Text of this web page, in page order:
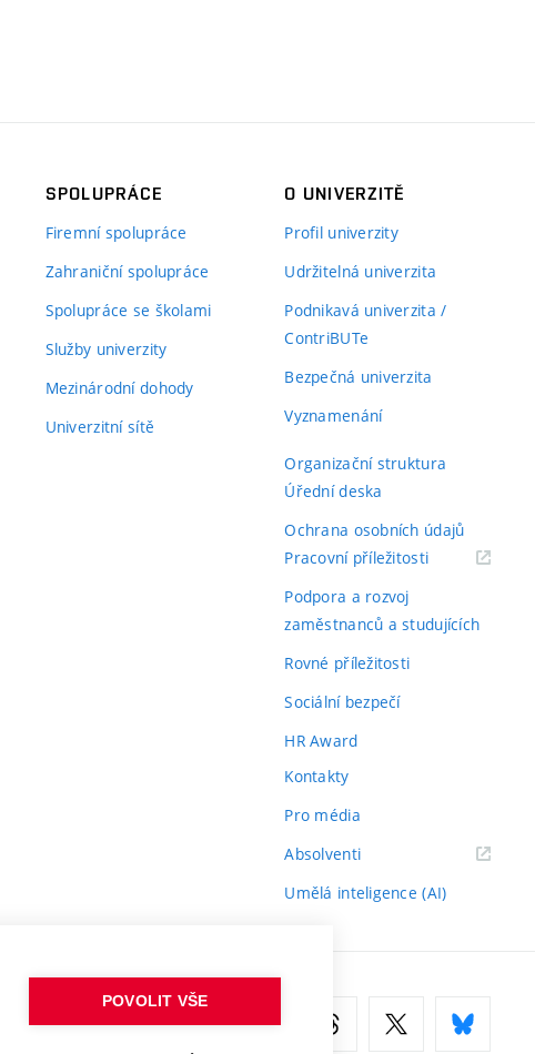
SPOLUPRÁCE
Firemní spolupráce
Zahraniční spolupráce
Spolupráce se školami
Služby univerzity
Mezinárodní dohody
Univerzitní sítě
O UNIVERZITĚ
Profil univerzity
Udržitelná univerzita
Podnikavá univerzita /
ContriBUTe
Bezpečná univerzita
Vyznamenání
Organizační struktura
Úřední deska
Ochrana osobních údajů
Pracovní příležitosti(externí
Podpora a rozvoj
zaměstnanců a studujících
Rovné příležitosti
Sociální bezpečí
HR Award
Kontakty
Pro média
Absolventi(externí
Umělá inteligence (AI)
POVOLIT VŠE